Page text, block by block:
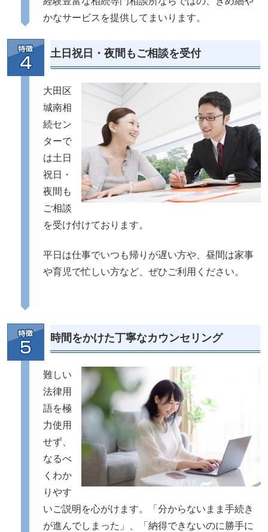
かなサービスを提供してまいります。
土日祝日・夜間もご相談を受付
大田区
城南相
続セン
ターで
は土日
祝日・
夜間も
ご相談
を受け付けております。
平日は仕事でいつも帰りが遅い方や、昼間は家事
や育児で忙しい方など、ぜひご利用ください。
時間をかけた丁寧なカウンセリング
難しい
法律用
語を極
力使用
せず、
なるべ
くわか
りやす
いご説明を心がけます。「分からないまま手続き
が進んでしまった」、「納得できないのに勝手に